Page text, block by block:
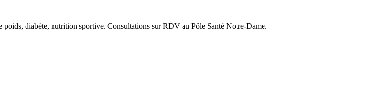
diabète, nutrition sportive. Consultations sur RDV au Pôle Santé Notre-Dame.